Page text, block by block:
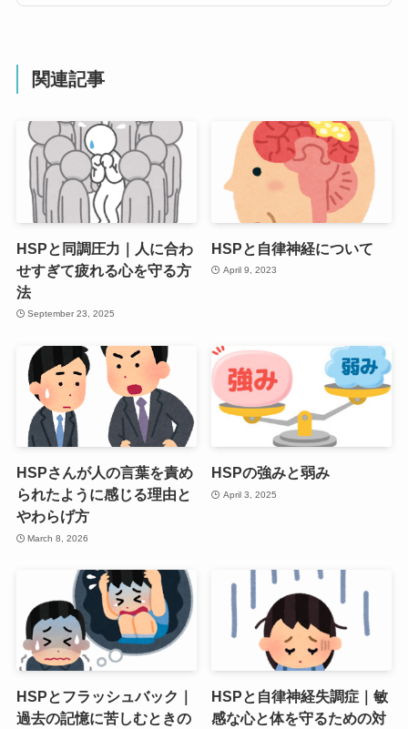
関連記事
HSPと同調圧力｜人に合わ
せすぎて疲れる心を守る方
法
September 23, 2025
HSPと自律神経について
April 9, 2023
HSPさんが人の言葉を責め
られたように感じる理由と
やわらげ方
March 8, 2026
HSPの強みと弱み
April 3, 2025
HSPとフラッシュバック｜
過去の記憶に苦しむときの
HSPと自律神経失調症｜敏
感な心と体を守るための対